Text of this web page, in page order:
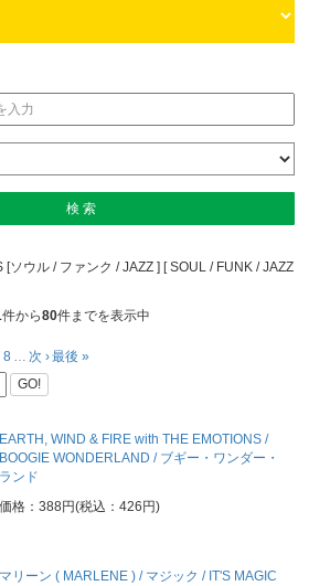
[ソウル / ファンク / JAZZ ] [ SOUL / FUNK / JAZZ
件から80件までを表示中
8 … 次 ›最後 »
GO!
EARTH, WIND & FIRE with THE EMOTIONS /
BOOGIE WONDERLAND / ブギー・ワンダー・
ランド
価格：388円(税込：426円)
マリーン ( MARLENE ) / マジック / IT'S MAGIC